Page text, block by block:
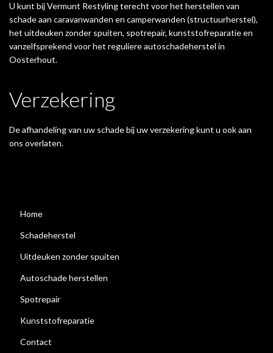
U kunt bij Vermunt Restyling terecht voor het herstellen van
schade aan caravanwanden en camperwanden (structuurherstel),
het uitdeuken zonder spuiten, spotrepair, kunststofreparatie en
vanzelfsprekend voor het reguliere autoschadeherstel in
Oosterhout.
Verzekering
De afhandeling van uw schade bij uw verzekering kunt u ook aan
ons overlaten.
Home
Schadeherstel
Uitdeuken zonder spuiten
Autoschade herstellen
Spotrepair
Kunststofreparatie
Contact